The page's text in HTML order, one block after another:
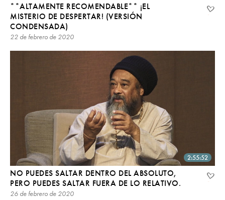
**ALTAMENTE RECOMENDABLE** ¡EL
MISTERIO DE DESPERTAR! (VERSIÓN
CONDENSADA)
22 de febrero de 2020
2:55:52
NO PUEDES SALTAR DENTRO DEL ABSOLUTO,
PERO PUEDES SALTAR FUERA DE LO RELATIVO.
26 de febrero de 2020